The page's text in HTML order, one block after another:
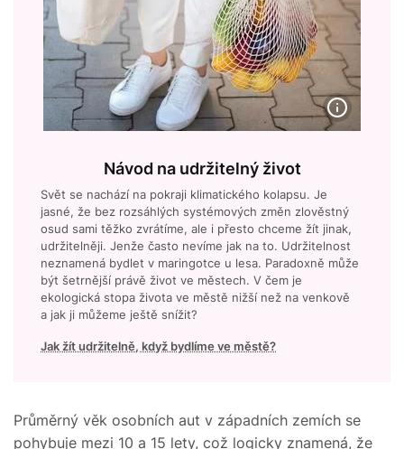
Návod na udržitelný život
Svět se nachází na pokraji klimatického kolapsu. Je
jasné, že bez rozsáhlých systémových změn zlověstný
osud sami těžko zvrátíme, ale i přesto chceme žít jinak,
udržitelněji. Jenže často nevíme jak na to. Udržitelnost
neznamená bydlet v maringotce u lesa. Paradoxně může
být šetrnější právě život ve městech. V čem je
ekologická stopa života ve městě nižší než na venkově
a jak ji můžeme ještě snížit?
Jak žít udržitelně, když bydlíme ve městě?
Průměrný věk osobních aut v západních zemích se
pohybuje mezi 10 a 15 lety, což logicky znamená, že